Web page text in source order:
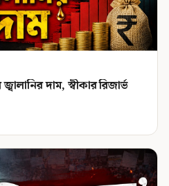
দাম, স্বীকার রিজার্ভ